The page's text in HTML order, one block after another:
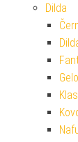
Dilda